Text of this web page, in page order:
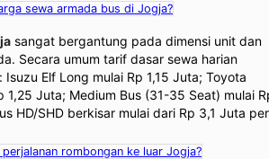
sewa armada bus di Jogja?
sangat bergantung pada dimensi unit dan
Secara umum tarif dasar sewa harian
Elf Long mulai Rp 1,15 Juta; Toyota
1,25 Juta; Medium Bus (31-35 Seat) mulai
HD/SHD berkisar mulai dari Rp 3,1 Juta per
rombongan ke luar Jogja?